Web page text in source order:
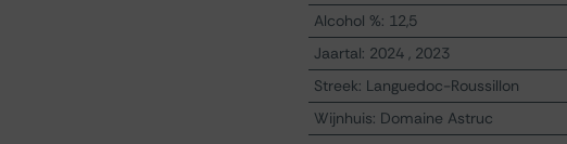
Alcohol %: 12,5
Jaartal: 2024, 2023
Streek: Languedoc-Roussillon
Wijnhuis: Domaine Astruc